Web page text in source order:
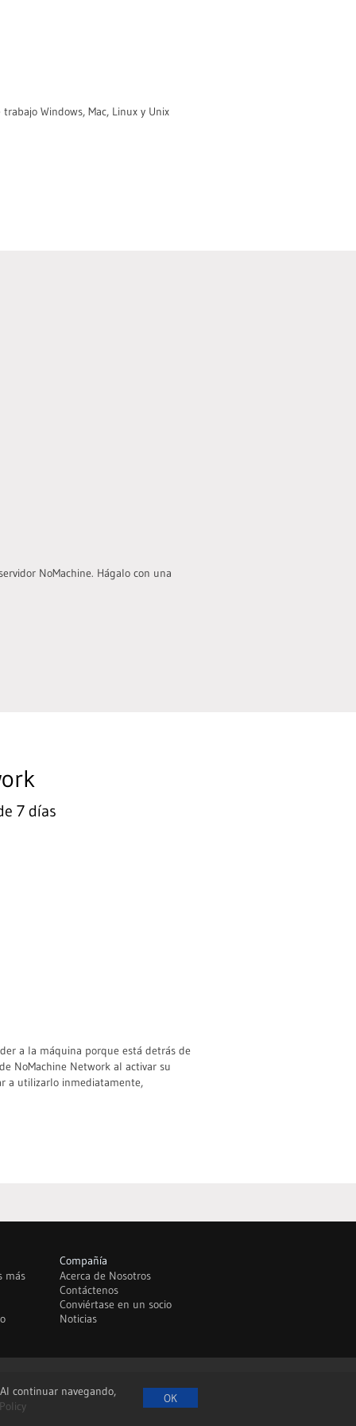
Windows, Mac, Linux y Unix
NoMachine. Hágalo con una
7 días
a la máquina porque está detrás de
NoMachine Network al activar su
a utilizarlo inmediatamente,
más
Compañía
Acerca de Nosotros
Contáctenos
Conviértase en un socio
Noticias
continuar navegando,